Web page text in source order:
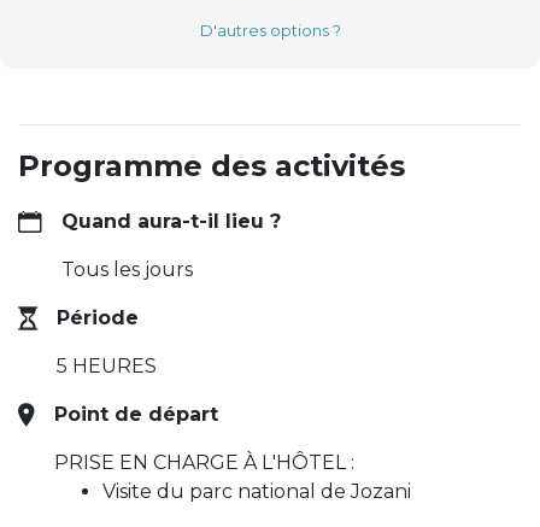
D'autres options ?
Programme des activités
Quand aura-t-il lieu ?
Tous les jours
Période
5 HEURES
Point de départ
PRISE EN CHARGE À L'HÔTEL :
Visite du parc national de Jozani